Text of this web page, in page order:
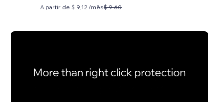
A partir de $ 9,12 /mês$ 9.60